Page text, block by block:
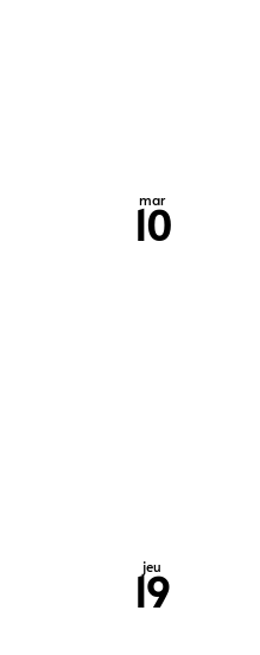
mar
10
jeu
19